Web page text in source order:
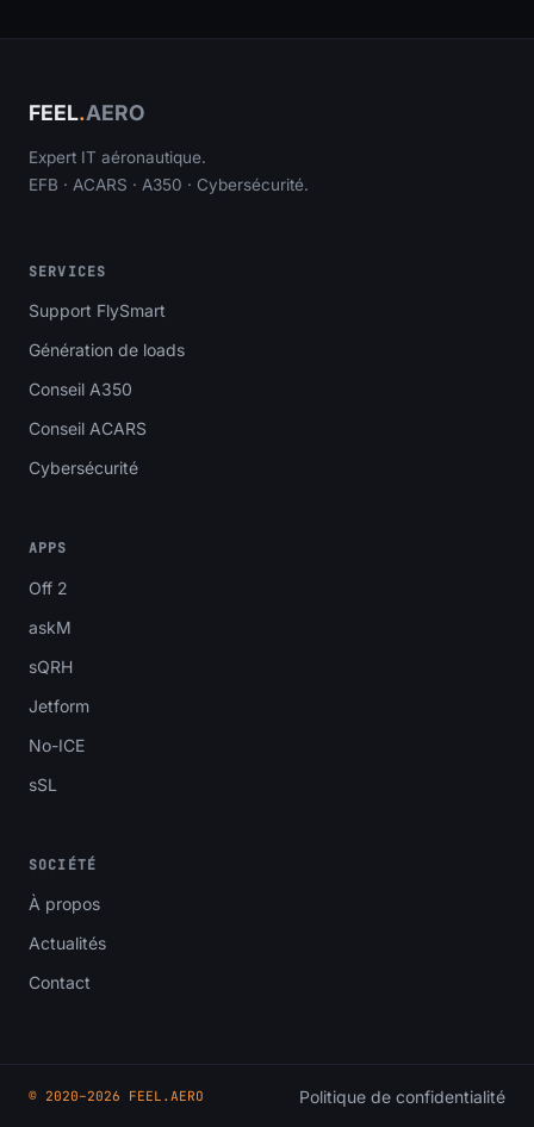
FEEL.AERO
Expert IT aéronautique.
EFB · ACARS · A350 · Cybersécurité.
SERVICES
Support FlySmart
Génération de loads
Conseil A350
Conseil ACARS
Cybersécurité
APPS
Off 2
askM
sQRH
Jetform
No-ICE
sSL
SOCIÉTÉ
À propos
Actualités
Contact
© 2020–2026 FEEL.AERO Politique de confidentialité